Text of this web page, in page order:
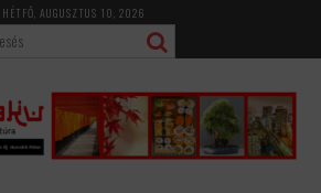
HÉTFŐ, AUGUSZTUS 10, 2026